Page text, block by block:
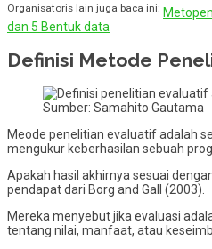
Organisatoris lain juga baca ini:
dan 5 Bentuk data
Definisi Metode
Sumber: Samahito Gautama
Meode penelitian evaluatif adalah
mengukur keberhasilan sebuah
Apakah hasil akhirnya sesuai
pendapat dari Borg and Gall (2003).
Mereka menyebut jika evaluasi
tentang nilai, manfaat, atau